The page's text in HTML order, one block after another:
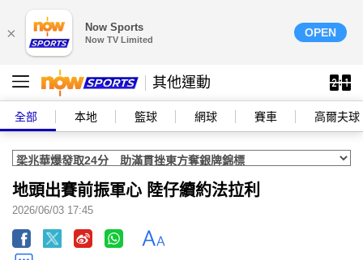
× Now Sports
Now TV Limited
OPEN
其他運動
全部 本地 籃球 網球 賽車 高爾夫球
地頭出賽前振軍心 陸仔續約法拉利
2026/06/03 17:45